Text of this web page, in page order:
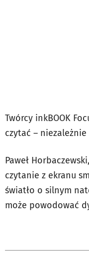
Twórcy inkBOOK
czytać –
Paweł
czytanie z ekranu
światło o silnym
może powodować